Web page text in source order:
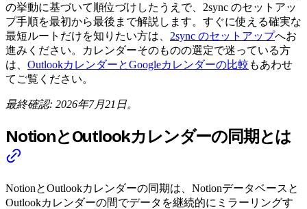
の挙動に基づいて順位づけしたうえで、2sync のセットアッ
プ手順を最初から最後まで解説します。すぐに使える確実な
最短ルートだけを知りたい方は、 2sync のセットアップへお
進みください。カレンダーそのものの選定で迷っている方
は、 OutlookカレンダーとGoogleカレンダーの比較 もあわせ
てご覧ください。
最終確認: 2026年7月21日。
NotionとOutlookカレンダーの同期とは
NotionとOutlookカレンダーの同期は、Notionデータベースと
Outlookカレンダーの間でデータを継続的にミラーリングす